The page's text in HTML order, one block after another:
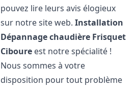
pouvez lire leurs avis élogieux
sur notre site web.Installation
Dépannage chaudière Frisquet
Ciboure est notre spécialité !
Nous sommes à votre
disposition pour tout problème